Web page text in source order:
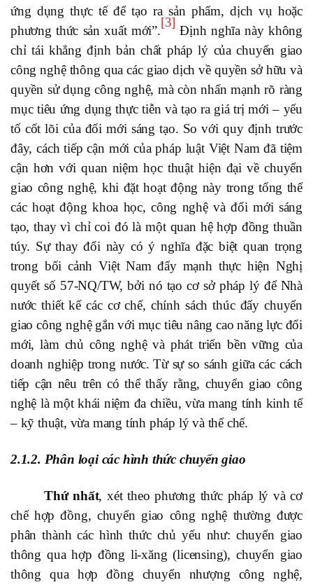
ứng dụng thực tế để tạo ra sản phẩm, dịch vụ hoặc
phương thức sản xuất mới”.
[3]
Định nghĩa này không
chỉ tái khẳng định bản chất pháp lý của chuyển giao
công nghệ thông qua các giao dịch về quyền sở hữu và
quyền sử dụng công nghệ, mà còn nhấn mạnh rõ ràng
mục tiêu ứng dụng thực tiễn và tạo ra giá trị mới – yếu
tố cốt lõi của đổi mới sáng tạo. So với quy định trước
đây, cách tiếp cận mới của pháp luật Việt Nam đã tiệm
cận hơn với quan niệm học thuật hiện đại về chuyển
giao công nghệ, khi đặt hoạt động này trong tổng thể
các hoạt động khoa học, công nghệ và đổi mới sáng
tạo, thay vì chỉ coi đó là một quan hệ hợp đồng thuần
túy. Sự thay đổi này có ý nghĩa đặc biệt quan trọng
trong bối cảnh Việt Nam đẩy mạnh thực hiện Nghị
quyết số 57-NQ/TW, bởi nó tạo cơ sở pháp lý để Nhà
nước thiết kế các cơ chế, chính sách thúc đẩy chuyển
giao công nghệ gắn với mục tiêu nâng cao năng lực đổi
mới, làm chủ công nghệ và phát triển bền vững của
doanh nghiệp trong nước. Từ sự so sánh giữa các cách
tiếp cận nêu trên có thể thấy rằng, chuyển giao công
nghệ là một khái niệm đa chiều, vừa mang tính kinh tế
– kỹ thuật, vừa mang tính pháp lý và thể chế.
2.1.2. Phân loại các hình thức chuyển giao
Thứ nhất, xét theo phương thức pháp lý và cơ
chế hợp đồng, chuyển giao công nghệ thường được
phân thành các hình thức chủ yếu như: chuyển giao
thông qua hợp đồng li-xăng (licensing), chuyển giao
thông qua hợp đồng chuyển nhượng công nghệ,